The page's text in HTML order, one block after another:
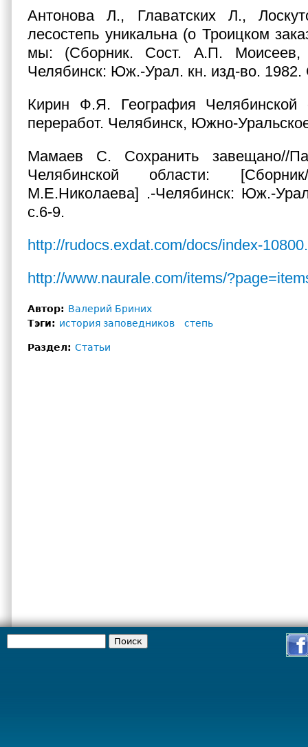
Антонова Л., Главатских Л.,
лесостепь уникальна (о Троицком
мы: (Сборник. Сост. А.П. Моисеев,
Челябинск: Юж.-Урал. кн. изд-во. 1982.
Кирин Ф.Я. География Челябинской
переработ. Челябинск, Южно-
Мамаев С. Сохранить завещано//
Челябинской области: [Сборник/
М.Е.Николаева] .-Челябинск: Юж.-
с.6-9.
http://rudocs.exdat.com/docs/index-
http://www.naurale.com/items/
Автор: Валерий Бриних
Тэги: история заповедников степь
Раздел: Статьи